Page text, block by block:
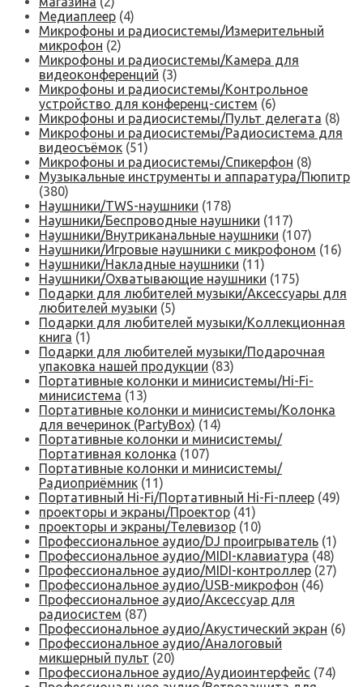
Медиаплеер (4)
Микрофоны и радиосистемы/Измерительный
микрофон (2)
Микрофоны и радиосистемы/Камера для
видеоконференций (3)
Микрофоны и радиосистемы/Контрольное
устройство для конференц-систем (6)
Микрофоны и радиосистемы/Пульт делегата (8)
Микрофоны и радиосистемы/Радиосистема для
видеосъёмок (51)
Микрофоны и радиосистемы/Спикерфон (8)
Музыкальные инструменты и аппаратура/Пюпитр
(380)
Наушники/TWS-наушники (178)
Наушники/Беспроводные наушники (117)
Наушники/Внутриканальные наушники (107)
Наушники/Игровые наушники с микрофоном (16)
Наушники/Накладные наушники (11)
Наушники/Охватывающие наушники (175)
Подарки для любителей музыки/Аксессуары для
любителей музыки (5)
Подарки для любителей музыки/Коллекционная
книга (1)
Подарки для любителей музыки/Подарочная
упаковка нашей продукции (83)
Портативные колонки и минисистемы/Hi-Fi-
минисистема (13)
Портативные колонки и минисистемы/Колонка
для вечеринок (PartyBox) (14)
Портативные колонки и минисистемы/
Портативная колонка (107)
Портативные колонки и минисистемы/
Радиоприёмник (11)
Портативный Hi-Fi/Портативный Hi-Fi-плеер (49)
проекторы и экраны/Проектор (41)
проекторы и экраны/Телевизор (10)
Профессиональное аудио/DJ проигрыватель (1)
Профессиональное аудио/MIDI-клавиатура (48)
Профессиональное аудио/MIDI-контроллер (27)
Профессиональное аудио/USB-микрофон (46)
Профессиональное аудио/Аксессуар для
радиосистем (87)
Профессиональное аудио/Акустический экран (6)
Профессиональное аудио/Аналоговый
микшерный пульт (20)
Профессиональное аудио/Аудиоинтерфейс (74)